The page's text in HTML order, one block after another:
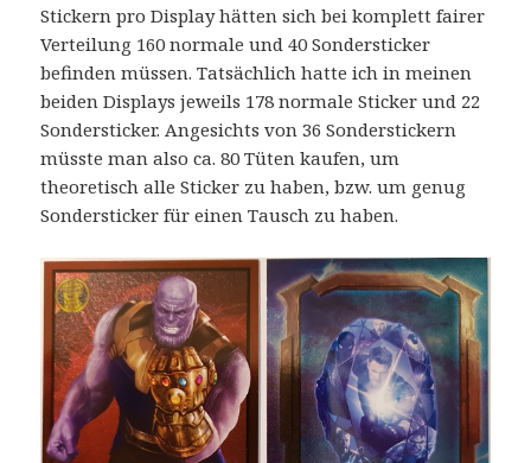
Stickern pro Display hätten sich bei komplett fairer
Verteilung 160 normale und 40 Sondersticker
befinden müssen. Tatsächlich hatte ich in meinen
beiden Displays jeweils 178 normale Sticker und 22
Sondersticker. Angesichts von 36 Sonderstickern
müsste man also ca. 80 Tüten kaufen, um
theoretisch alle Sticker zu haben, bzw. um genug
Sondersticker für einen Tausch zu haben.